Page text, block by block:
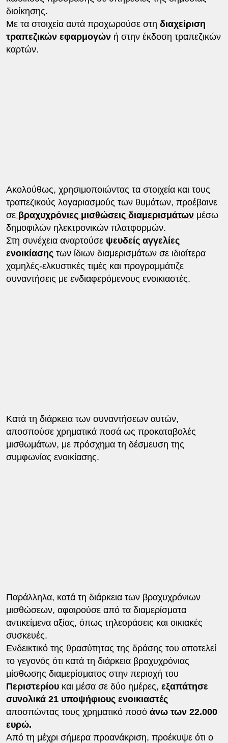
διοίκησης.
Με τα στοιχεία αυτά προχωρούσε στη διαχείριση
τραπεζικών εφαρμογώνή στην έκδοση τραπεζικών
καρτών.
Ακολούθως, χρησιμοποιώντας τα στοιχεία και τους
τραπεζικούς λογαριασμούς των θυμάτων, προέβαινε
σεβραχυχρόνιες μισθώσεις διαμερισμάτωνμέσω
δημοφιλών ηλεκτρονικών πλατφορμών.
Στη συνέχεια αναρτούσε ψευδείς αγγελίες
ενοικίασης των ίδιων διαμερισμάτων σε ιδιαίτερα
χαμηλές-ελκυστικές τιμές και προγραμμάτιζε
συναντήσεις με ενδιαφερόμενους ενοικιαστές.
Κατά τη διάρκεια των συναντήσεων αυτών,
αποσπούσε χρηματικά ποσά ως προκαταβολές
μισθωμάτων, με πρόσχημα τη δέσμευση της
συμφωνίας ενοικίασης.
Παράλληλα, κατά τη διάρκεια των βραχυχρόνιων
μισθώσεων, αφαιρούσε από τα διαμερίσματα
αντικείμενα αξίας, όπως τηλεοράσεις και οικιακές
συσκευές.
Ενδεικτικό της θρασύτητας της δράσης του αποτελεί
το γεγονός ότι κατά τη διάρκεια βραχυχρόνιας
μίσθωσης διαμερίσματος στην περιοχή του
Περιστερίου και μέσα σε δύο ημέρες, εξαπάτησε
συνολικά 21 υποψήφιους ενοικιαστές
αποσπώντας τους χρηματικό ποσό άνω των 22.000
ευρώ.
Από τη μέχρι σήμερα προανάκριση, προέκυψε ότι ο